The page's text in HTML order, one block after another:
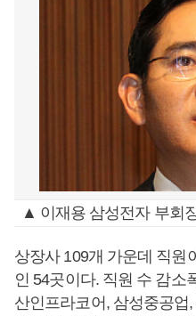
▲ 이재용 삼성전자 부회
상장사 109개 가운데 직원
인 54곳이다. 직원 수 감소
산인프라코어, 삼성중공업